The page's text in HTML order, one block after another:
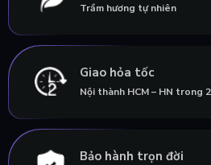
Trầm hương tự nhiên
Giao hỏa tốc
Nội thành HCM – HN trong
Bảo hành trọn đời